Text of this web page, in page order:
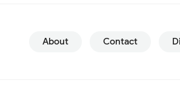
About Contact